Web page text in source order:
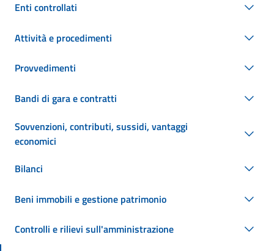
Enti controllati
Attività e procedimenti
Provvedimenti
Bandi di gara e contratti
Sovvenzioni, contributi, sussidi, vantaggi
economici
Bilanci
Beni immobili e gestione patrimonio
Controlli e rilievi sull'amministrazione